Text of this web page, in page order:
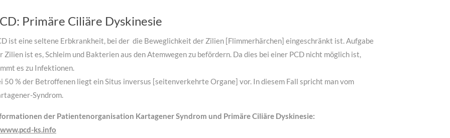
Primäre Ciliäre Dyskinesie
ist eine seltene Erbkrankheit, bei der die Beweglichkeit der Zilien [Flimmerhärchen] eingeschränkt ist. Aufgabe
Zilien ist es, Schleim und Bakterien aus den Atemwegen zu befördern. Da dies bei einer PCD nicht möglich ist,
es zu Infektionen.
50 % der Betroffenen liegt ein Situs inversus [seitenverkehrte Organe] vor. In diesem Fall spricht man vom
Syndrom.
der Patientenorganisation Kartagener Syndrom und Primäre Ciliäre Dyskinesie:
ks.info